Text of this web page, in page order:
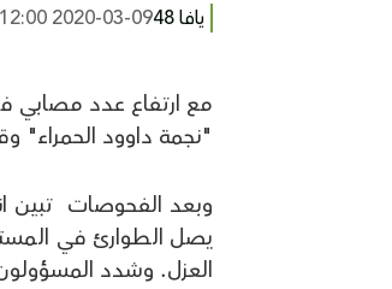
يافا 48 2020-03-09 06:12:00
"نجمة داوود
وبعد الفحوصات تبين
يصل الطوارئ في
العزل. وشدد